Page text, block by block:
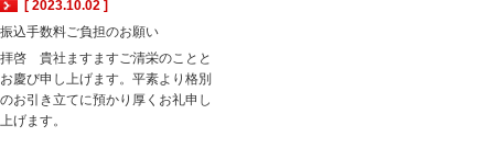
[ 2023.10.02 ]
振込手数料ご負担のお願い
拝啓 貴社ますますご清栄のことと
お慶び申し上げます。平素より格別
のお引き立てに預かり厚くお礼申し
上げます。